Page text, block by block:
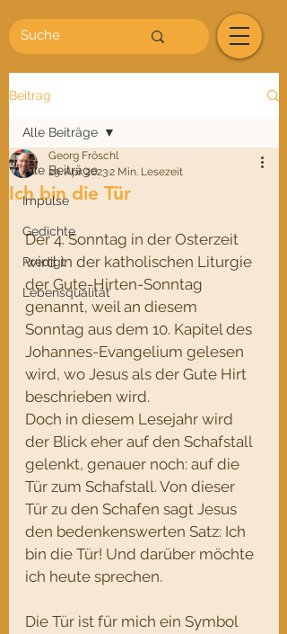
Beitrag
Alle Beiträge
Impulse
Gedichte
Predigt
Lebensqualität
Alle Beiträge
Ich bin die Tür
Georg Fröschl
29. Apr. 20232 Min. Lesezeit
Der 4. Sonntag in der Osterzeit
wird in der katholischen Liturgie
der Gute-Hirten-Sonntag
genannt, weil an diesem
Sonntag aus dem 10. Kapitel des
Johannes-Evangelium gelesen
wird, wo Jesus als der Gute Hirt
beschrieben wird.
Doch in diesem Lesejahr wird
der Blick eher auf den Schafstall
gelenkt, genauer noch: auf die
Tür zum Schafstall. Von dieser
Tür zu den Schafen sagt Jesus
den bedenkenswerten Satz: Ich
bin die Tür! Und darüber möchte
ich heute sprechen.
Die Tür ist für mich ein Symbol